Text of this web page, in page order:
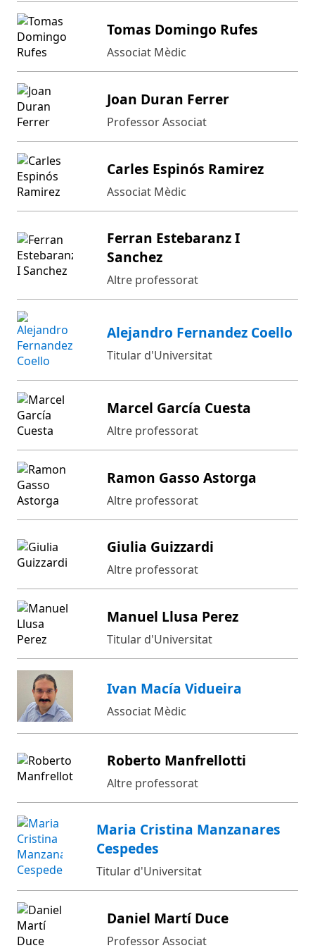
Tomas Domingo Rufes
Associat Mèdic
Joan Duran Ferrer
Professor Associat
Carles Espinós Ramirez
Associat Mèdic
Ferran Estebaranz I
Sanchez
Altre professorat
Alejandro Fernandez Coello
Titular d'Universitat
Marcel García Cuesta
Altre professorat
Ramon Gasso Astorga
Altre professorat
Giulia Guizzardi
Altre professorat
Manuel Llusa Perez
Titular d'Universitat
Ivan Macía Vidueira
Associat Mèdic
Roberto Manfrellotti
Altre professorat
Maria Cristina Manzanares
Cespedes
Titular d'Universitat
Daniel Martí Duce
Professor Associat